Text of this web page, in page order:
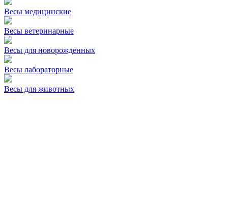
Весы медицинские
Весы ветеринарные
Весы для новорожденных
Весы лабораторные
Весы для животных